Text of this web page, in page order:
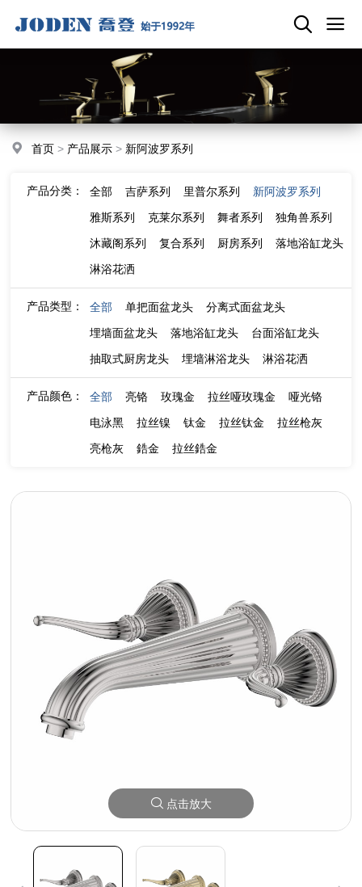
首页 > 产品展示 > 新阿波罗系列
产品分类： 全部 吉萨系列 里普尔系列
新阿波罗系列
雅斯系列
克莱尔系列 舞者系列
独角兽系列
沐藏阁系列
复合系列 厨房系列
落地浴缸龙头
淋浴花洒
产品类型： 全部 单把面盆龙头
分离式面盆龙头
埋墙面盆龙头
落地浴缸龙头
台面浴缸龙头
抽取式厨房龙头
埋墙淋浴龙头 淋浴花洒
产品颜色： 全部 亮铬 玫瑰金 拉丝哑玫瑰金
哑光铬
电泳黑
拉丝镍 钛金 拉丝钛金
拉丝枪灰
亮枪灰
鋯金 拉丝鋯金
点击放大